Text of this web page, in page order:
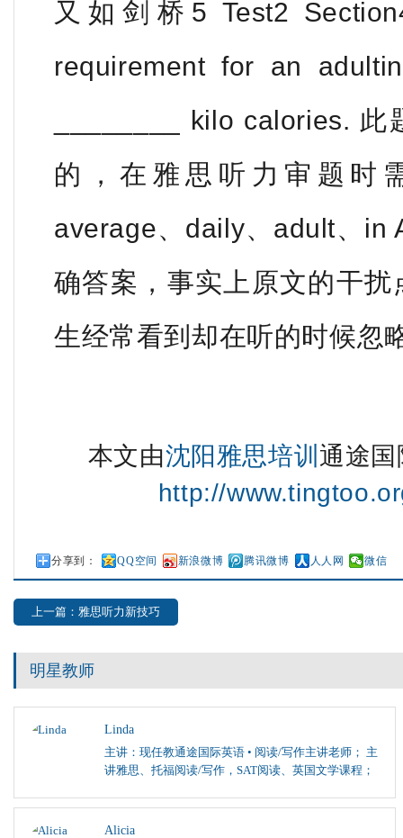
又如剑桥5 Test2
requirement for an
________ kilo calories.
的，在雅思听力审题时
average、daily、adult、in
确答案，事实上原文的干
生经常看到却在听的时候忽
本文由沈阳雅思培训 通途
http://
分享到： QQ空间 新浪微博 腾讯微博 人人网 微信
上一篇：雅思听力新技巧
明星教师
Linda
主讲：现任教通途国际英语 • 阅读/写作主讲老师； 主
讲雅思、托福阅读/写作，SAT阅读、英国文学课程；
Alicia